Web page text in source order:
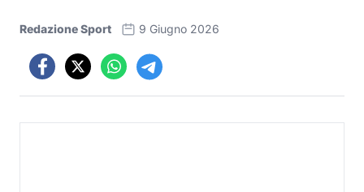
Redazione Sport 9 Giugno 2026